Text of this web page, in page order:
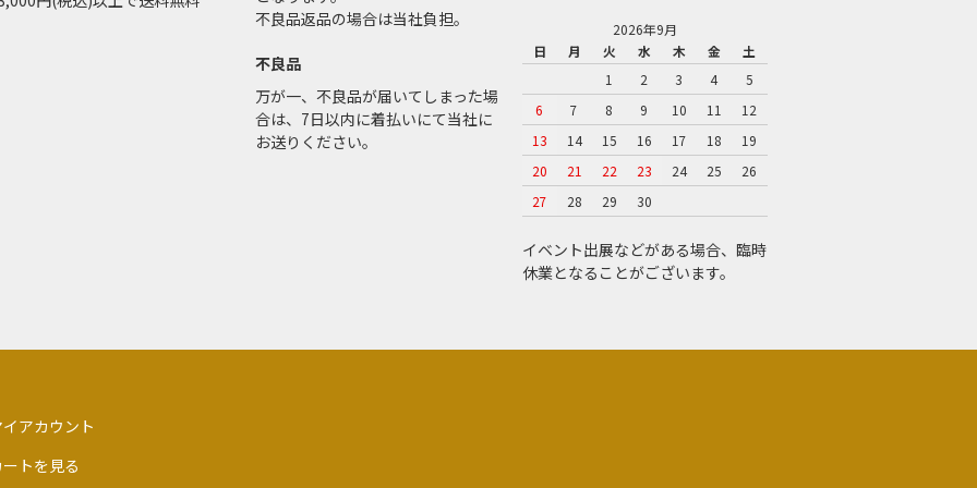
不良品返品の場合は当社負担。
不良品
万が一、不良品が届いてしまった場
合は、7日以内に着払いにて当社に
お送りください。
2026年9月
日
月 火 水 木 金
土
1
2 3 4
5
6
7 8 9 10 11
12
13
14 15 16 17 18
19
20
21 22 23 24 25
26
27
28 29 30
イベント出展などがある場合、臨時
休業となることがございます。
イアカウント
ートを見る